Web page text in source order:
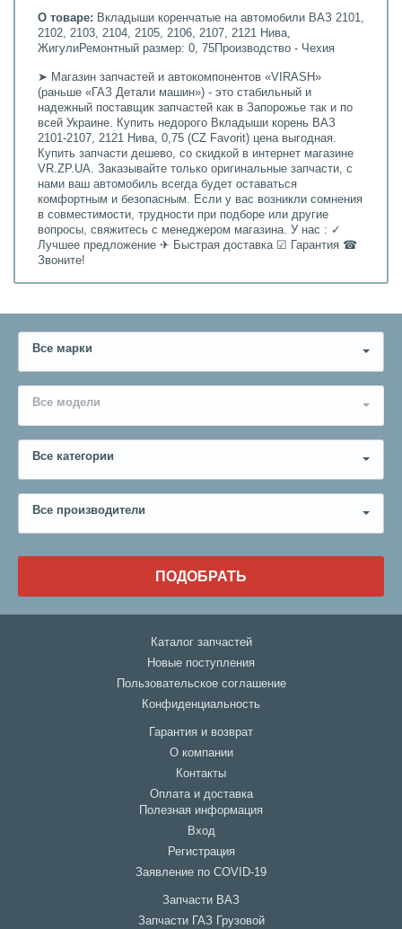
О товаре: Вкладыши коренчатые на автомобили ВАЗ 2101,
2102, 2103, 2104, 2105, 2106, 2107, 2121 Нива,
ЖигулиРемонтный размер: 0, 75Производство - Чехия
➤ Магазин запчастей и автокомпонентов «VIRASH»
(раньше «ГАЗ Детали машин») - это стабильный и
надежный поставщик запчастей как в Запорожье так и по
всей Украине. Купить недорого Вкладыши корень ВАЗ
2101-2107, 2121 Нива, 0,75 (CZ Favorit) цена выгодная.
Купить запчасти дешево, со скидкой в интернет магазине
VR.ZP.UA. Заказывайте только оригинальные запчасти, с
нами ваш автомобиль всегда будет оставаться
комфортным и безопасным. Если у вас возникли сомнения
в совместимости, трудности при подборе или другие
вопросы, свяжитесь с менеджером магазина. У нас : ✓
Лучшее предложение ✈ Быстрая доставка ☑ Гарантия ☎
Звоните!
Все марки
Все модели
Все категории
Все производители
ПОДОБРАТЬ
Каталог запчастей
Новые поступления
Пользовательское соглашение
Конфиденциальность
Гарантия и возврат
О компании
Контакты
Оплата и доставка
Полезная информация
Вход
Регистрация
Заявление по COVID-19
Запчасти ВАЗ
Запчасти ГАЗ Грузовой